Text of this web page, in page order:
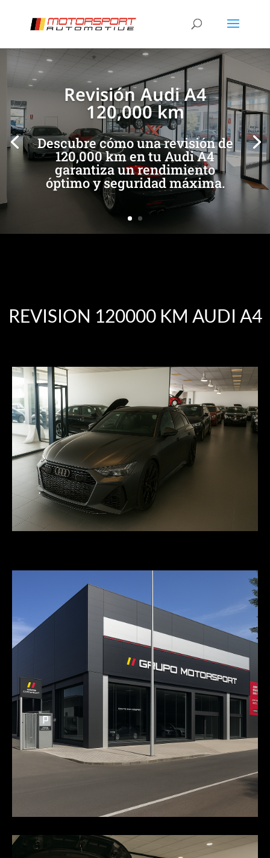
Revisión Audi A4
120,000 km
Descubre cómo una revisión de
120,000 km en tu Audi A4
garantiza un rendimiento
óptimo y seguridad máxima.
[/et_pb_slide] [/et_pb_slide]
REVISION 120000 KM AUDI A4